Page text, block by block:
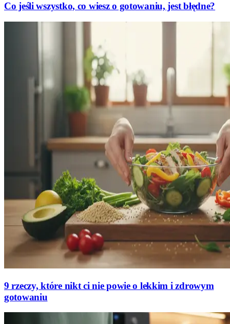
Co jeśli wszystko, co wiesz o gotowaniu, jest błędne?
9 rzeczy, które nikt ci nie powie o lekkim i zdrowym
gotowaniu